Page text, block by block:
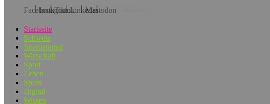
Hol dir die App!
Startseite
Schweiz
International
Wirtschaft
Sport
Leben
Spass
Digital
Wissen